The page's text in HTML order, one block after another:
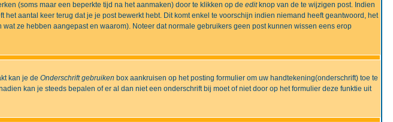
(soms maar een beperkte tijd na het aanmaken) door te klikken op de editknop van de te wijzigen post. Indien
aantal keer terug dat je je post bewerkt hebt. Dit komt enkel te voorschijn indien niemand heeft geantwoord, het
ze hebben aangepast en waarom). Noteer dat normale gebruikers geen post kunnen wissen eens erop
kan je de Onderschrift gebruiken box aankruisen op het posting formulier om uw handtekening(onderschrift) toe te
kan je steeds bepalen of er al dan niet een onderschrift bij moet of niet door op het formulier deze funktie uit